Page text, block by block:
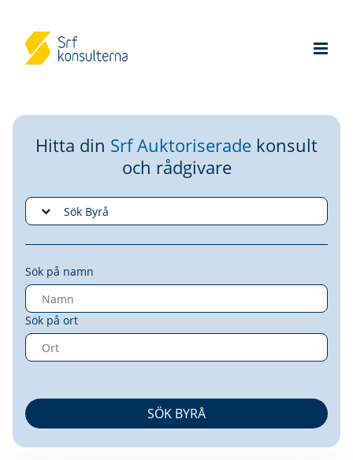
Hitta din Srf Auktoriserade konsult
och rådgivare
Sök på namn
Sök på ort